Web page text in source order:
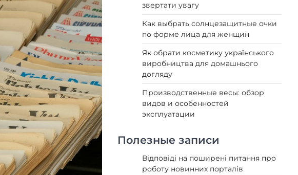
звертати увагу
Как выбрать солнцезащитные очки
по форме лица для женщин
Як обрати косметику українського
виробництва для домашнього
догляду
Производственные весы: обзор
видов и особенностей
эксплуатации
Полезные записи
Відповіді на поширені питання про
роботу новинних порталів